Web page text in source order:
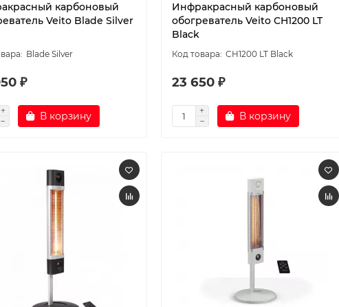
карбоновый
Veito Blade Silver
Blade Silver
₽
В корзину
Инфракрасный карбоновый
обогреватель Veito CH1200 LT
Black
CH1200 LT Black
23 650 ₽
В корзину